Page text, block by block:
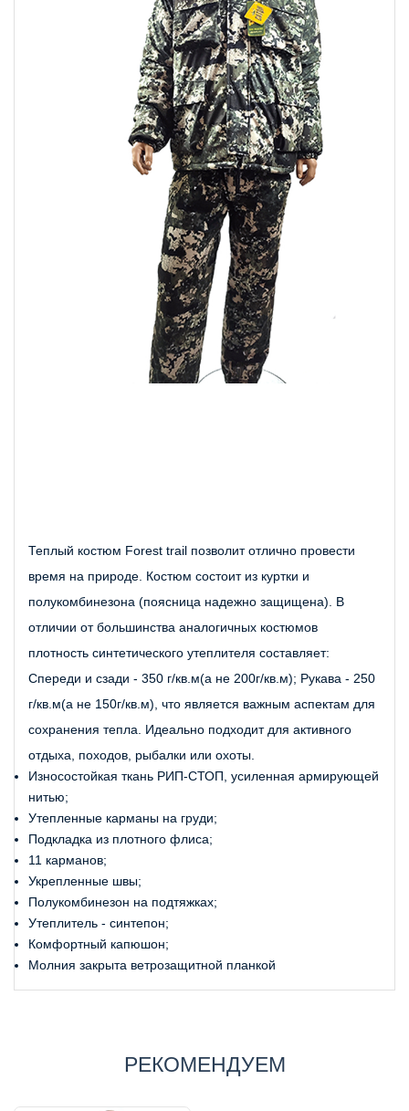
Теплый костюм Forest trail позволит отлично провести
время на природе. Костюм состоит из куртки и
полукомбинезона (поясница надежно защищена). В
отличии от большинства аналогичных костюмов
плотность синтетического утеплителя составляет:
Спереди и сзади - 350 г/кв.м(а не 200г/кв.м); Рукава - 250
г/кв.м(а не 150г/кв.м), что является важным аспектам для
сохранения тепла. Идеально подходит для активного
отдыха, походов, рыбалки или охоты.
Износостойкая ткань РИП-СТОП, усиленная армирующей
нитью;
Утепленные карманы на груди;
Подкладка из плотного флиса;
11 карманов;
Укрепленные швы;
Полукомбинезон на подтяжках;
Утеплитель - синтепон;
Комфортный капюшон;
Молния закрыта ветрозащитной планкой
РЕКОМЕНДУЕМ